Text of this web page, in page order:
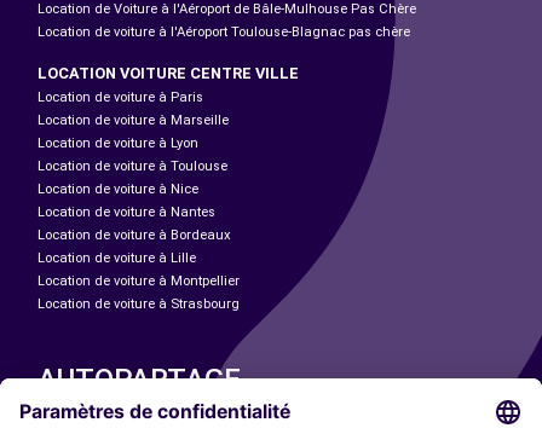
Location de Voiture à l'Aéroport de Bâle-Mulhouse Pas Chère
Location de voiture à l'Aéroport Toulouse-Blagnac pas chère
LOCATION VOITURE CENTRE VILLE
Location de voiture à Paris
Location de voiture à Marseille
Location de voiture à Lyon
Location de voiture à Toulouse
Location de voiture à Nice
Location de voiture à Nantes
Location de voiture à Bordeaux
Location de voiture à Lille
Location de voiture à Montpellier
Location de voiture à Strasbourg
AUTOPARTAGE